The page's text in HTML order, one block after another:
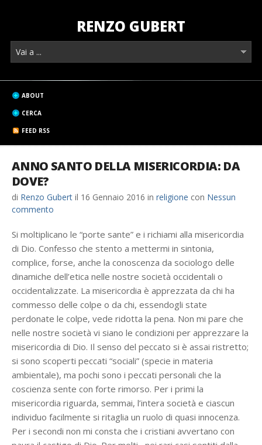
RENZO GUBERT
ABOUT
CERCA
FEED RSS
ANNO SANTO DELLA MISERICORDIA: DA
DOVE?
di Renzo Gubert il 16 Gennaio 2016 in religione con Nessun
commento
Si moltiplicano le “porte sante” e i richiami alla misericordia
di Dio. Confesso che stento a mettermi in sintonia,
complice, forse, anche la conoscenza da sociologo delle
dinamiche dell’etica nelle nostre società occidentali o
occidentalizzate. La misericordia è apprezzata da chi ha
commesso delle colpe o da chi, essendogli state
perdonate le colpe, vede ridotta la pena. Non mi pare che
nelle nostre società vi siano le condizioni per apprezzare la
misericordia di Dio. Il senso del peccato si è assai ristretto;
si sono scoperti peccati “sociali” (specie in materia
ambientale), ma pochi sono i peccati personali che la
coscienza sente con forte rimorso. Per i primi la
misericordia riguarda, semmai, l’intera società e ciascun
individuo facilmente si ritaglia un ruolo di quasi innocenza.
Per i secondi non mi consta che i cristiani avvertano con